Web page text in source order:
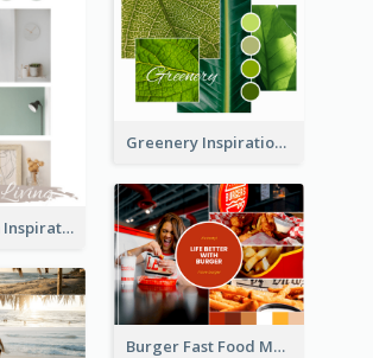
Living Room Inspiration Mood Board
Greenery Inspiration Mood Board
Burger Fast Food Mood Board